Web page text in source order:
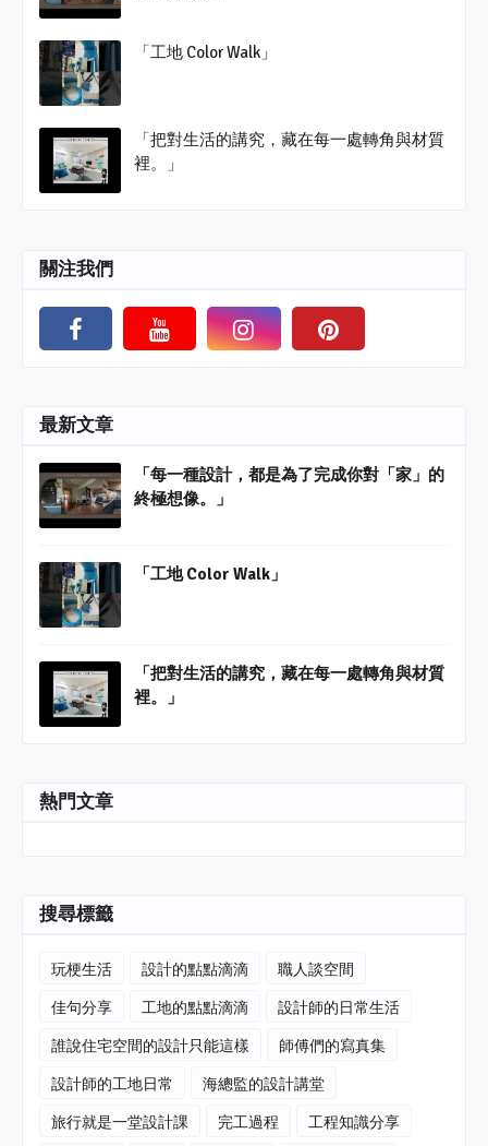
「工地 Color Walk」
「把對生活的講究，藏在每一處轉角與材質
裡。」
關注我們
最新文章
「每一種設計，都是為了完成你對「家」的
終極想像。」
「工地 Color Walk」
「把對生活的講究，藏在每一處轉角與材質
裡。」
熱門文章
搜尋標籤
玩梗生活 設計的點點滴滴
職人談空間
佳句分享
工地的點點滴滴
設計師的日常生活
誰說住宅空間的設計只能這樣
師傅們的寫真集
設計師的工地日常
海總監的設計講堂
旅行就是一堂設計課
完工過程 工程知識分享